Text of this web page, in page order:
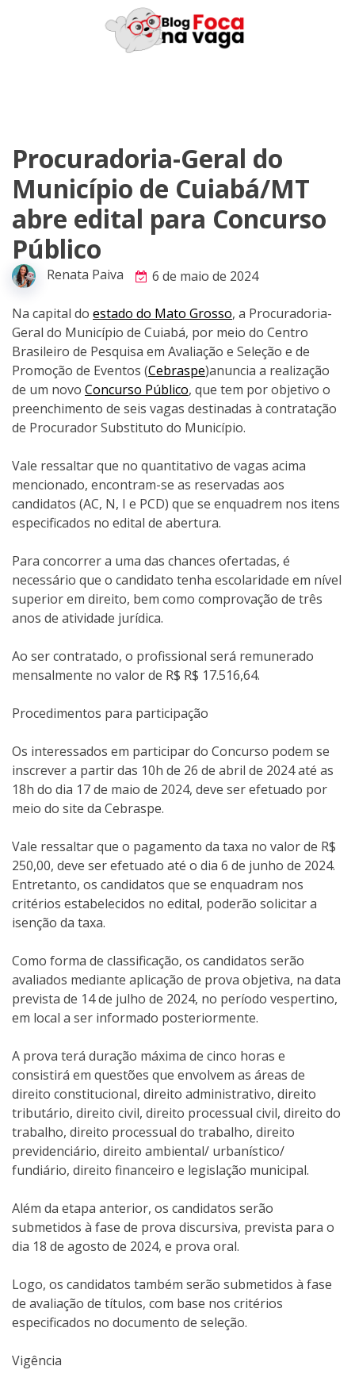
Procuradoria-Geral do
Município de Cuiabá/MT
abre edital para Concurso
Público
Renata Paiva 6 de maio de 2024
Na capital do estado do Mato Grosso, a Procuradoria-
Geral do Município de Cuiabá, por meio do Centro
Brasileiro de Pesquisa em Avaliação e Seleção e de
Promoção de Eventos (Cebraspe)anuncia a realização
de um novo Concurso Público, que tem por objetivo o
preenchimento de seis vagas destinadas à contratação
de Procurador Substituto do Município.
Vale ressaltar que no quantitativo de vagas acima
mencionado, encontram-se as reservadas aos
candidatos (AC, N, I e PCD) que se enquadrem nos itens
especificados no edital de abertura.
Para concorrer a uma das chances ofertadas, é
necessário que o candidato tenha escolaridade em nível
superior em direito, bem como comprovação de três
anos de atividade jurídica.
Ao ser contratado, o profissional será remunerado
mensalmente no valor de R$ R$ 17.516,64.
Procedimentos para participação
Os interessados em participar do Concurso podem se
inscrever a partir das 10h de 26 de abril de 2024 até as
18h do dia 17 de maio de 2024, deve ser efetuado por
meio do site da Cebraspe.
Vale ressaltar que o pagamento da taxa no valor de R$
250,00, deve ser efetuado até o dia 6 de junho de 2024.
Entretanto, os candidatos que se enquadram nos
critérios estabelecidos no edital, poderão solicitar a
isenção da taxa.
Como forma de classificação, os candidatos serão
avaliados mediante aplicação de prova objetiva, na data
prevista de 14 de julho de 2024, no período vespertino,
em local a ser informado posteriormente.
A prova terá duração máxima de cinco horas e
consistirá em questões que envolvem as áreas de
direito constitucional, direito administrativo, direito
tributário, direito civil, direito processual civil, direito do
trabalho, direito processual do trabalho, direito
previdenciário, direito ambiental/ urbanístico/
fundiário, direito financeiro e legislação municipal.
Além da etapa anterior, os candidatos serão
submetidos à fase de prova discursiva, prevista para o
dia 18 de agosto de 2024, e prova oral.
Logo, os candidatos também serão submetidos à fase
de avaliação de títulos, com base nos critérios
especificados no documento de seleção.
Vigência